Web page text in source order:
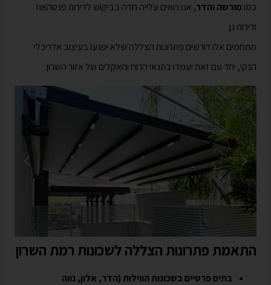
כמו מורשה והדר, אנו רואים עלייה חדה בביקוש לדירות פנטהאוז
ודירות גן.
מתחמים אלו דורשים פתרונות הצללה שלא יפגעו בעיצוב אדריכלי
הנקי, יחד עם זאת יעמדו בתנאי הרוח והאקלים של אזור השרון.
התאמת פתרונות הצללה לשכונות רמת השרון
בתים פרטיים בשכונות הווילות (הדר, אלון, נווה